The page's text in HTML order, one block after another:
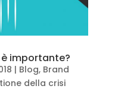
importante?
| Blog, Brand
della crisi